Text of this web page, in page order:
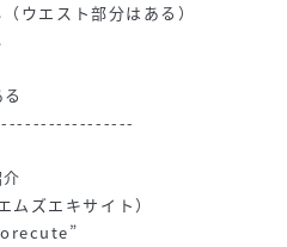
ウエスト部分はある）
ズエキサイト）